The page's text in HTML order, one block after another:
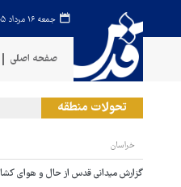
جمعه ۱۶ مرداد ۱۴۰۵
صفحه اصلی
تحولات منطقه
خراسان
گزارش میدانی قدس از حال و هوای